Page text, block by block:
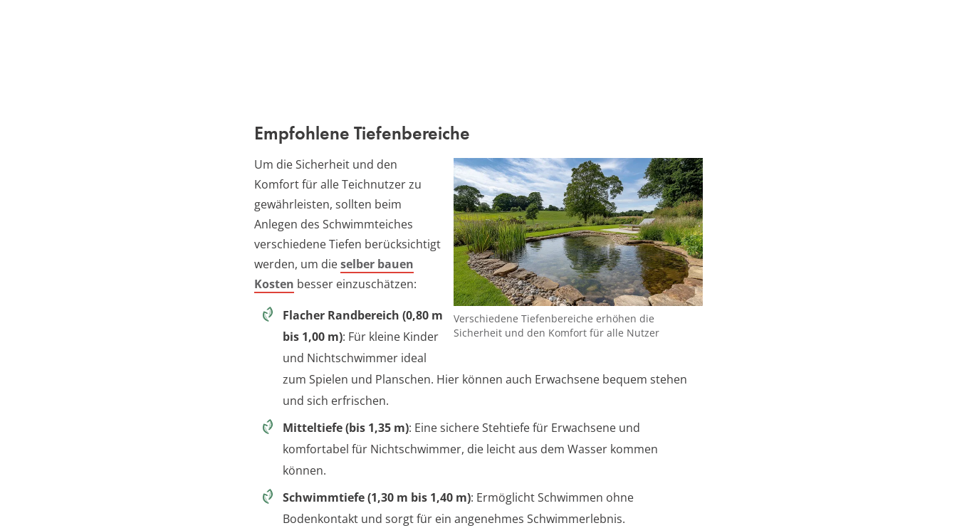
Empfohlene Tiefenbereiche
Verschiedene Tiefenbereiche erhöhen die
Sicherheit und den Komfort für alle Nutzer
Um die Sicherheit und den
Komfort für alle Teichnutzer zu
gewährleisten, sollten beim
Anlegen des Schwimmteiches
verschiedene Tiefen berücksichtigt
werden, um dieselber bauen
Kosten besser einzuschätzen:
Flacher Randbereich (0,80 m
bis 1,00 m): Für kleine Kinder
und Nichtschwimmer ideal
zum Spielen und Planschen. Hier können auch Erwachsene bequem stehen
und sich erfrischen.
Mitteltiefe (bis 1,35 m): Eine sichere Stehtiefe für Erwachsene und
komfortabel für Nichtschwimmer, die leicht aus dem Wasser kommen
können.
Schwimmtiefe (1,30 m bis 1,40 m): Ermöglicht Schwimmen ohne
Bodenkontakt und sorgt für ein angenehmes Schwimmerlebnis.